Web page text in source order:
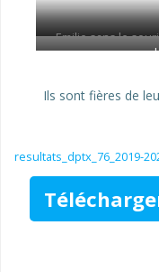
Emilie sans le
Ils sont fières de
resultats_dptx_76_2019-